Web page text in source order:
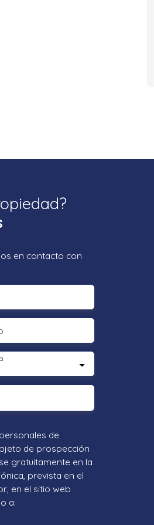
en contacto con
de
de prospección
gratuitamente en la
prevista en el
en el sitio web
a: